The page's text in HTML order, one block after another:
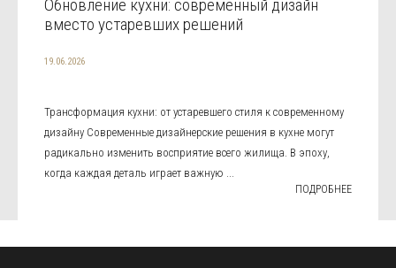
Обновление кухни: современный дизайн
вместо устаревших решений
19.06.2026
Трансформация кухни: от устаревшего стиля к современному
дизайну Современные дизайнерские решения в кухне могут
радикально изменить восприятие всего жилища. В эпоху,
когда каждая деталь играет важную ...
ПОДРОБНЕЕ